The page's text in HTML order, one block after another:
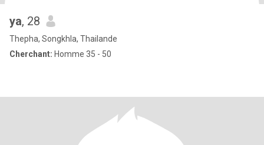
ya, 28
Thepha, Songkhla, Thailande
Cherchant: Homme 35 - 50